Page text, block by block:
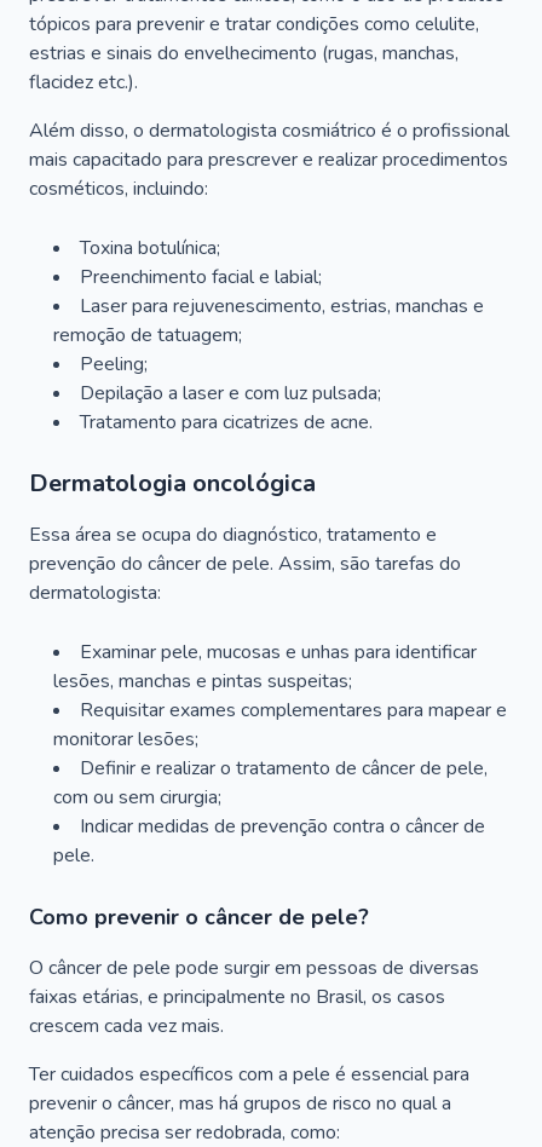
tópicos para prevenir e tratar condições como celulite,
estrias e sinais do envelhecimento (rugas, manchas,
flacidez etc.).
Além disso, o dermatologista cosmiátrico é o profissional
mais capacitado para prescrever e realizar procedimentos
cosméticos, incluindo:
Toxina botulínica;
Preenchimento facial e labial;
Laser para rejuvenescimento, estrias, manchas e
remoção de tatuagem;
Peeling;
Depilação a laser e com luz pulsada;
Tratamento para cicatrizes de acne.
Dermatologia oncológica
Essa área se ocupa do diagnóstico, tratamento e
prevenção do câncer de pele. Assim, são tarefas do
dermatologista:
Examinar pele, mucosas e unhas para identificar
lesões, manchas e pintas suspeitas;
Requisitar exames complementares para mapear e
monitorar lesões;
Definir e realizar o tratamento de câncer de pele,
com ou sem cirurgia;
Indicar medidas de prevenção contra o câncer de
pele.
Como prevenir o câncer de pele?
O câncer de pele pode surgir em pessoas de diversas
faixas etárias, e principalmente no Brasil, os casos
crescem cada vez mais.
Ter cuidados específicos com a pele é essencial para
prevenir o câncer, mas há grupos de risco no qual a
atenção precisa ser redobrada, como: